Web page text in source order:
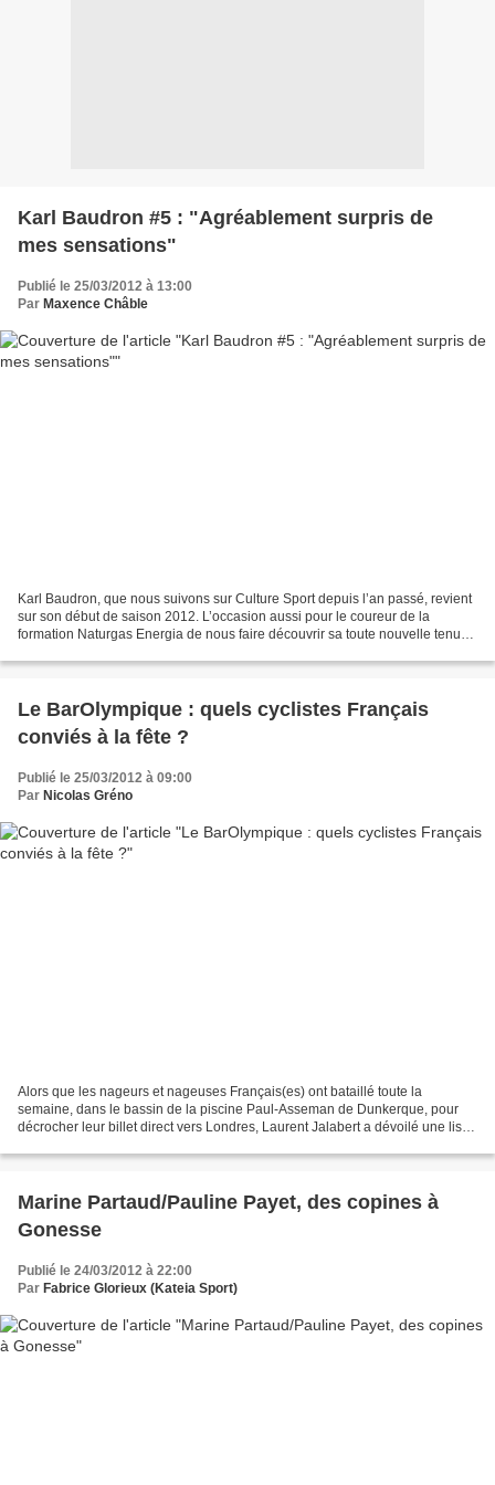
Karl Baudron #5 : "Agréablement surpris de
mes sensations"
Publié le 25/03/2012 à 13:00
Par Maxence Châble
Karl Baudron, que nous suivons sur Culture Sport depuis l’an passé, revient
sur son début de saison 2012. L’occasion aussi pour le coureur de la
formation Naturgas Energia de nous faire découvrir sa toute nouvelle tenue.
Le BarOlympique : quels cyclistes Français
conviés à la fête ?
Publié le 25/03/2012 à 09:00
Par Nicolas Gréno
Alors que les nageurs et nageuses Français(es) ont bataillé toute la
semaine, dans le bassin de la piscine Paul-Asseman de Dunkerque, pour
décrocher leur billet direct vers Londres, Laurent Jalabert a dévoilé une liste
Marine Partaud/Pauline Payet, des copines à
Gonesse
Publié le 24/03/2012 à 22:00
Par Fabrice Glorieux (Kateia Sport)